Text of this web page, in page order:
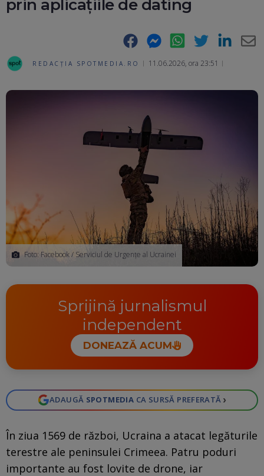
prin aplicațiile de dating
Facebook Messenger WhatsApp Twitter LinkedIn
REDACȚIA SPOTMEDIA.RO 11.06.2026, ora 23:51
Foto: Facebook / Serviciul de Urgențe al Ucrainei
Sprijină jurnalismul
independent
DONEAZĂ ACUM
ADAUGĂ SPOTMEDIA CA SURSĂ PREFERATĂ ›
În ziua 1569 de război, Ucraina a atacat legăturile
terestre ale peninsulei Crimeea. Patru poduri
importante au fost lovite de drone, iar